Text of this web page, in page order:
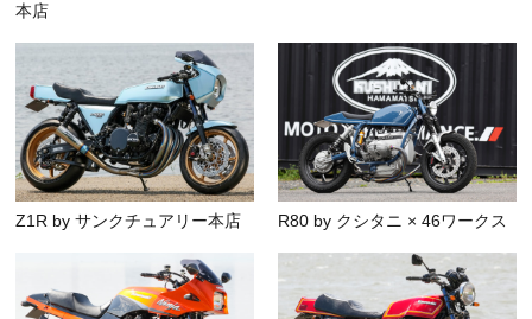
本店
Z1R by サンクチュアリー本店 R80 by クシタニ × 46ワークス